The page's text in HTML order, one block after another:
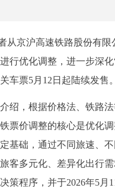
从京沪高速铁路股份有
行优化调整，进一步深
车票5月12日起陆续发售。
绍，根据价格法、铁路
票价调整的核心是优化
基础，通过不同旅速、
客多元化、差异化出行
策程序，并于2026年5月